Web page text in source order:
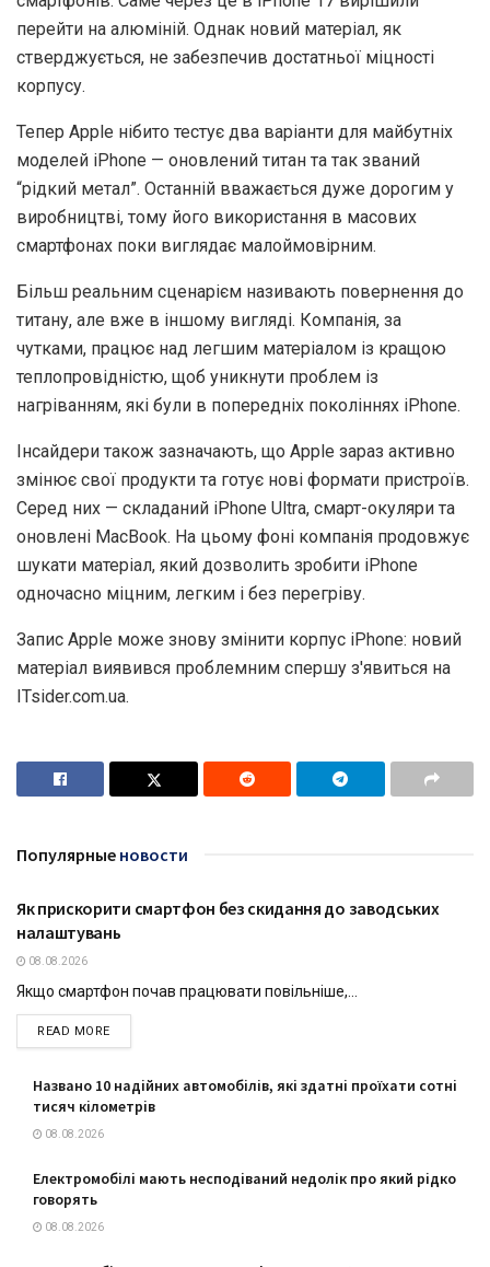
перейти на алюміній. Однак новий матеріал, як
стверджується, не забезпечив достатньої міцності
корпусу.
Тепер Apple нібито тестує два варіанти для майбутніх
моделей iPhone — оновлений титан та так званий
“рідкий метал”. Останній вважається дуже дорогим у
виробництві, тому його використання в масових
смартфонах поки виглядає малоймовірним.
Більш реальним сценарієм називають повернення до
титану, але вже в іншому вигляді. Компанія, за
чутками, працює над легшим матеріалом із кращою
теплопровідністю, щоб уникнути проблем із
нагріванням, які були в попередніх поколіннях iPhone.
Інсайдери також зазначають, що Apple зараз активно
змінює свої продукти та готує нові формати пристроїв.
Серед них — складаний iPhone Ultra, смарт-окуляри та
оновлені MacBook. На цьому фоні компанія продовжує
шукати матеріал, який дозволить зробити iPhone
одночасно міцним, легким і без перегріву.
Запис Apple може знову змінити корпус iPhone: новий
матеріал виявився проблемним спершу з'явиться на
ITsider.com.ua.
Популярные новости
ТЕХНОЛОГІЇ
Як прискорити смартфон без скидання до заводських
налаштувань
08.08.2026
Якщо смартфон почав працювати повільніше,...
READ MOREDETAILS
Названо 10 надійних автомобілів, які здатні проїхати сотні
тисяч кілометрів
08.08.2026
Електромобілі мають несподіваний недолік про який рідко
говорять
08.08.2026